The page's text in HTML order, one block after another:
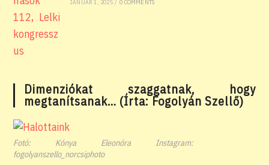
JANUÁR 1, 2025 / 0 COMMENTS
Dimenziókat szaggatnak, hogy
megtanítsanak… (Írta: Fogolyán Szellő)
Fotó: Kónya Eleonóra Instagram:
fogolyanszello_norcsiphoto